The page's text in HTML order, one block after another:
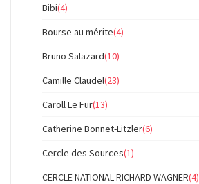
Bibi(4)
Bourse au mérite(4)
Bruno Salazard(10)
Camille Claudel(23)
Caroll Le Fur(13)
Catherine Bonnet-Litzler(6)
Cercle des Sources(1)
CERCLE NATIONAL RICHARD WAGNER(4)